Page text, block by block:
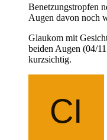
Benetzungstropfen
Augen davon noch
Glaukom mit
beiden Augen (04/
kurzsichtig.